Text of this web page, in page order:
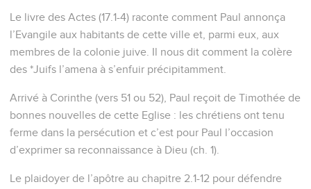
Le livre des Actes (17.1-4) raconte comment Paul annonça
l’Evangile aux habitants de cette ville et, parmi eux, aux
membres de la colonie juive. Il nous dit comment la colère
des *Juifs l’amena à s’enfuir précipitamment.
Arrivé à Corinthe (vers 51 ou 52), Paul reçoit de Timothée de
bonnes nouvelles de cette Eglise : les chrétiens ont tenu
ferme dans la persécution et c’est pour Paul l’occasion
d’exprimer sa reconnaissance à Dieu (ch. 1).
Le plaidoyer de l’apôtre au chapitre 2.1-12 pour défendre